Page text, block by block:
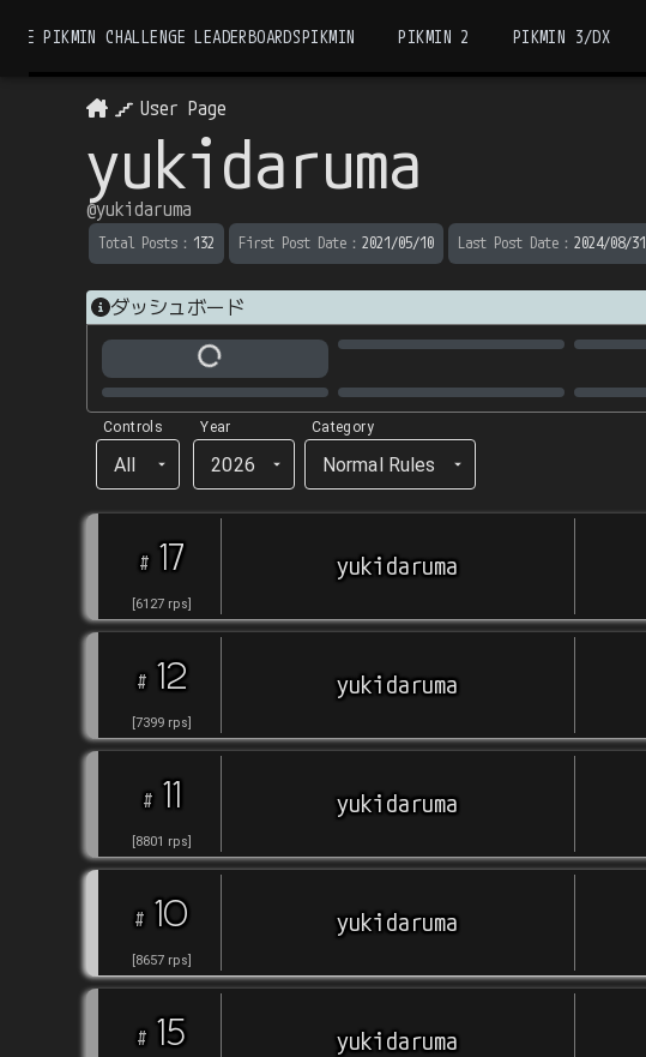
THE PIKMIN CHALLENGE LEADERBOARDSPIKMIN PIKMIN 2 PIKMIN 3/DX
User Page
yukidaruma
@yukidaruma
Total Posts ： 132 First Post Date ： 2021/05/10 Last Post Date ： 2024/08/31
ダッシュボード
Controls
All
Year
2026
Category
Normal Rules
# 17
[6127 rps]
yukidaruma
# 12
[7399 rps]
yukidaruma
# 11
[8801 rps]
yukidaruma
# 10
[8657 rps]
yukidaruma
# 15 yukidaruma